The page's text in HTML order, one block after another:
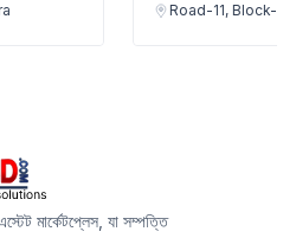
Road-11, Block-K,
মার্কেটপ্লেস, যা সম্পত্তি